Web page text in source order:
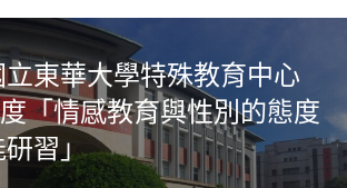
東華大學特殊教育中心
「情感教育與性別的態度
習」